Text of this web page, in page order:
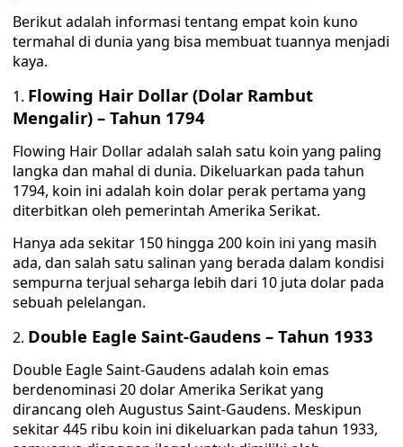
Berikut adalah informasi tentang empat koin kuno
termahal di dunia yang bisa membuat tuannya menjadi
kaya.
Flowing Hair Dollar (Dolar Rambut
Mengalir) – Tahun 1794
Flowing Hair Dollar adalah salah satu koin yang paling
langka dan mahal di dunia. Dikeluarkan pada tahun
1794, koin ini adalah koin dolar perak pertama yang
diterbitkan oleh pemerintah Amerika Serikat.
Hanya ada sekitar 150 hingga 200 koin ini yang masih
ada, dan salah satu salinan yang berada dalam kondisi
sempurna terjual seharga lebih dari 10 juta dolar pada
sebuah pelelangan.
Double Eagle Saint-Gaudens – Tahun 1933
Double Eagle Saint-Gaudens adalah koin emas
berdenominasi 20 dolar Amerika Serikat yang
dirancang oleh Augustus Saint-Gaudens. Meskipun
sekitar 445 ribu koin ini dikeluarkan pada tahun 1933,